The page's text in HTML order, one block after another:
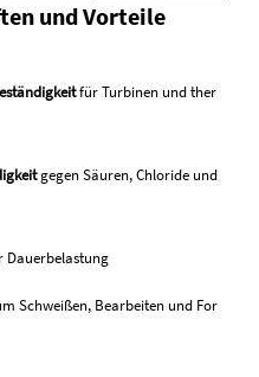
und Vorteile
für Turbinen und ther
gegen Säuren, Chloride und
Dauerbelastung
Schweißen, Bearbeiten und For